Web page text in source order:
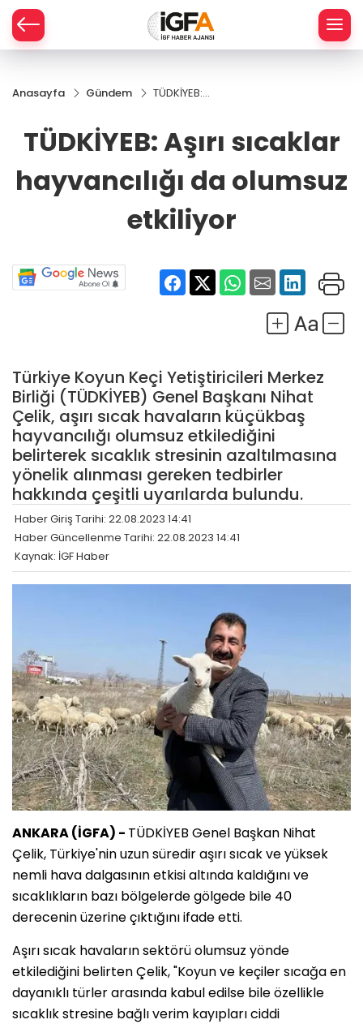
Anasayfa Gündem
TÜDKİYEB:
hayvancılığı
da olumsuz
etkiliyor
TÜDKİYEB: Aşırı sıcaklar
hayvancılığı da olumsuz
etkiliyor
Türkiye Koyun Keçi Yetiştiricileri Merkez
Birliği (TÜDKİYEB) Genel Başkanı Nihat
Çelik, aşırı sıcak havaların küçükbaş
hayvancılığı olumsuz etkilediğini
belirterek sıcaklık stresinin azaltılmasına
yönelik alınması gereken tedbirler
hakkında çeşitli uyarılarda bulundu.
Haber Giriş Tarihi: 22.08.2023 14:41
Haber Güncellenme Tarihi: 22.08.2023 14:41
Kaynak: İGF Haber
ANKARA (İGFA) - TÜDKİYEB Genel Başkan Nihat
Çelik, Türkiye'nin uzun süredir aşırı sıcak ve yüksek
nemli hava dalgasının etkisi altında kaldığını ve
sıcaklıkların bazı bölgelerde gölgede bile 40
derecenin üzerine çıktığını ifade etti.
Aşırı sıcak havaların sektörü olumsuz yönde
etkilediğini belirten Çelik, "Koyun ve keçiler sıcağa en
dayanıklı türler arasında kabul edilse bile özellikle
sıcaklık stresine bağlı verim kayıpları ciddi